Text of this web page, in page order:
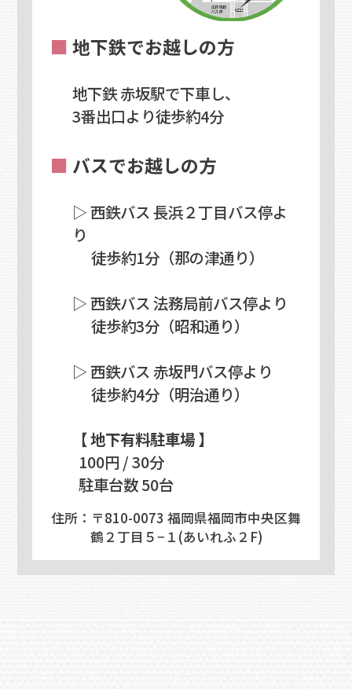
■ 地下鉄でお越しの方
地下鉄 赤坂駅で下車し、
3番出口より徒歩約4分
■ バスでお越しの方
▷ 西鉄バス 長浜２丁目バス停よ
り
徒歩約1分（那の津通り）
▷ 西鉄バス 法務局前バス停より
徒歩約3分（昭和通り）
▷ 西鉄バス 赤坂門バス停より
徒歩約4分（明治通り）
【 地下有料駐車場 】
100円 / 30分
駐車台数 50台
住所：〒810-0073 福岡県福岡市中央区舞
鶴２丁目５−１(あいれふ２F)